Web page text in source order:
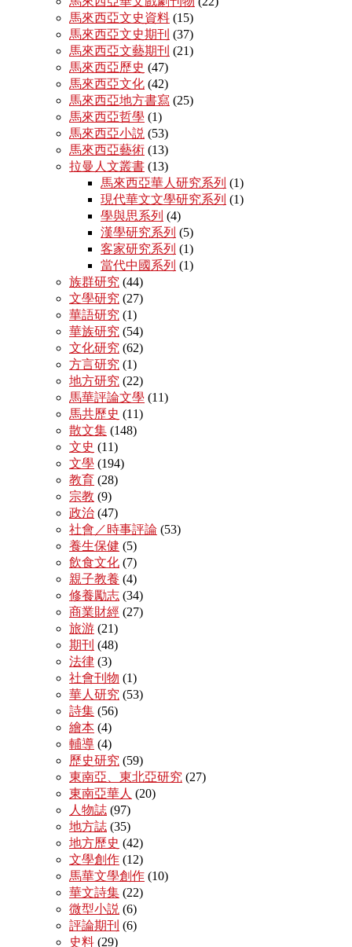
馬來西亞文史資料 (15)
馬來西亞文史期刊 (37)
馬來西亞文藝期刊 (21)
馬來西亞歷史 (47)
馬來西亞文化 (42)
馬來西亞地方書寫 (25)
馬來西亞哲學 (1)
馬來西亞小説 (53)
馬來西亞藝術 (13)
拉曼人文叢書 (13)
馬來西亞華人研究系列 (1)
現代華文文學研究系列 (1)
學與思系列 (4)
漢學研究系列 (5)
客家研究系列 (1)
當代中國系列 (1)
族群研究 (44)
文學研究 (27)
華語研究 (1)
華族研究 (54)
文化研究 (62)
方言研究 (1)
地方研究 (22)
馬華評論文學 (11)
馬共歷史 (11)
散文集 (148)
文史 (11)
文學 (194)
教育 (28)
宗教 (9)
政治 (47)
社會／時事評論 (53)
養生保健 (5)
飲食文化 (7)
親子教養 (4)
修養勵志 (34)
商業財經 (27)
旅游 (21)
期刊 (48)
法律 (3)
社會刊物 (1)
華人研究 (53)
詩集 (56)
繪本 (4)
輔導 (4)
歷史研究 (59)
東南亞、東北亞研究 (27)
東南亞華人 (20)
人物誌 (97)
地方誌 (35)
地方歷史 (42)
文學創作 (12)
馬華文學創作 (10)
華文詩集 (22)
微型小説 (6)
評論期刊 (6)
史料 (29)